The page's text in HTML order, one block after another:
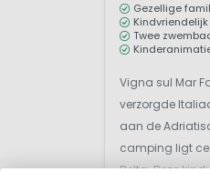
Gezellige
Twee
Vigna sul Mar
verzorgde
aan de
camping ligt
Delta. Deze